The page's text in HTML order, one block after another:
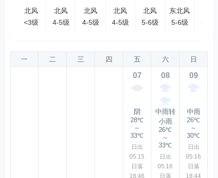
北风
<3级
北风
4-5级
北风
4-5级
北风
4-5级
北风
5-6级
东北风
5-6级
5-6级
一 二 三 四 五 六 日
07
阴
28℃
～
33℃
日出
05:15
日落
18:46
08
中雨转
小雨
26℃
～
33℃
日出
05:16
日落
09
中雨
26℃
～
30℃
日出
05:16
日落
18:44